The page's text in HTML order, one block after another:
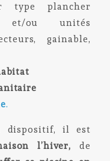
type plancher
et/ou unités
gainable,
.
dispositif, il est
l’hiver, de